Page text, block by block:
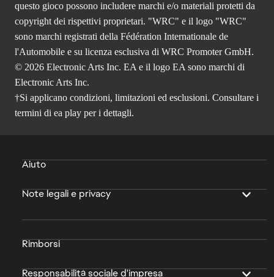
questo gioco possono includere marchi e/o materiali protetti da
copyright dei rispettivi proprietari. "WRC" e il logo "WRC"
sono marchi registrati della Fédération Internationale de
l'Automobile e su licenza esclusiva di WRC Promoter GmbH.
© 2026 Electronic Arts Inc. EA e il logo EA sono marchi di
Electronic Arts Inc.
†Si applicano condizioni, limitazioni ed esclusioni. Consultare i
termini di ea play per i dettagli.
Aiuto
Note legali e privacy
Rimborsi
Responsabilità sociale d'impresa